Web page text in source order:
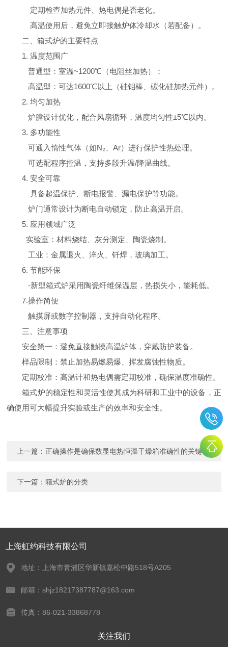
定期检查加热元件、热电偶是否老化。
高温使用后，避免立即接触炉体冷却水（若配备）。
二、箱式炉的主要特点
1. 温度范围广
普通型：室温~1200℃（电阻丝加热）；
高温型：可达1600℃以上（硅钼棒、碳化硅加热元件）。
2. 均匀加热
炉膛设计优化，配合风扇循环，温度均匀性±5℃以内。
3. 多功能性
可通入惰性气体（如N₂、Ar）进行保护性热处理。
可选配程序控温，支持多段升温/降温曲线。
4. 安全可靠
具备超温保护、断电报警、漏电保护等功能。
炉门通常设计为断电自动锁定，防止高温开启。
5. 应用领域广泛
实验室：材料烧结、灰分测定、陶瓷烧制。
工业：金属退火、淬火、钎焊，玻璃加工。
6. 节能环保
-新型箱式炉采用陶瓷纤维保温层，热损失小，能耗低。
7.操作简便
触摸屏或数字控制器，支持自动化程序。
三、注意事项
安全第一：避免直接触摸高温炉体，穿戴防护装备。
样品限制：禁止加热易燃易爆、挥发腐蚀性物质。
定期校准：高温计和热电偶需定期校准，确保温度准确性。
箱式炉的稳定性和灵活性使其成为科研和工业中的设备，正
确使用可大幅提升实验或生产的效率和安全性。
上一篇： 正确操作是确保数显电热恒温干燥箱准确性的关键
下一篇：箱式炉的分类
上海虹约科技有限公司
地址：上海市青浦区华新镇嘉松中路518号A205
邮箱：shjz18217387787@163.com
传真：86-021-33868778
关注我们